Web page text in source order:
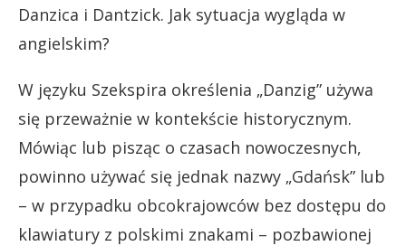
Danzica i Dantzick. Jak sytuacja wygląda w
angielskim?
W języku Szekspira określenia „Danzig” używa
się przeważnie w kontekście historycznym.
Mówiąc lub pisząc o czasach nowoczesnych,
powinno używać się jednak nazwy „Gdańsk” lub
– w przypadku obcokrajowców bez dostępu do
klawiatury z polskimi znakami – pozbawionej